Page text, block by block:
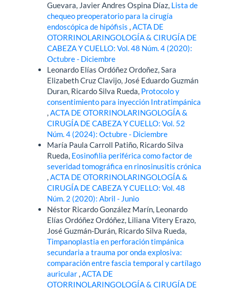
Guevara, Javier Andres Ospina Díaz, Lista de
chequeo preoperatorio para la cirugía
endoscópica de hipófisis,ACTA DE
OTORRINOLARINGOLOGÍA & CIRUGÍA DE
CABEZA Y CUELLO: Vol. 48 Núm. 4 (2020):
Octubre - Diciembre
Leonardo Elías Ordóñez Ordoñez, Sara
Elizabeth Cruz Clavijo, José Eduardo Guzmán
Duran, Ricardo Silva Rueda, Protocolo y
consentimiento para inyección Intratimpánica
,ACTA DE OTORRINOLARINGOLOGÍA &
CIRUGÍA DE CABEZA Y CUELLO: Vol. 52
Núm. 4 (2024): Octubre - Diciembre
María Paula Carroll Patiño, Ricardo Silva
Rueda, Eosinofilia periférica como factor de
severidad tomográfica en rinosinusitis crónica
,ACTA DE OTORRINOLARINGOLOGÍA &
CIRUGÍA DE CABEZA Y CUELLO: Vol. 48
Núm. 2 (2020): Abril - Junio
Néstor Ricardo González Marín, Leonardo
Elías Ordóñez Ordóñez, Liliana Vitery Erazo,
José Guzmán-Durán, Ricardo Silva Rueda,
Timpanoplastia en perforación timpánica
secundaria a trauma por onda explosiva:
comparación entre fascia temporal y cartílago
auricular,ACTA DE
OTORRINOLARINGOLOGÍA & CIRUGÍA DE